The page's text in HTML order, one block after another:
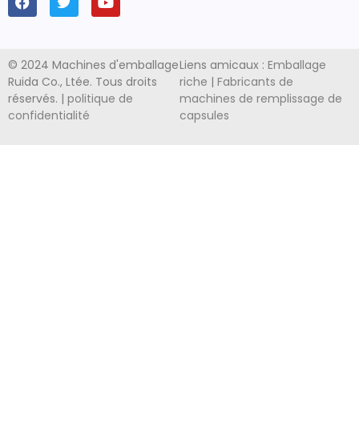
© 2024 Machines d'emballage
Ruida Co., Ltée. Tous droits
réservés. | politique de
confidentialité
Liens amicaux : Emballage
riche | Fabricants de
machines de remplissage de
capsules